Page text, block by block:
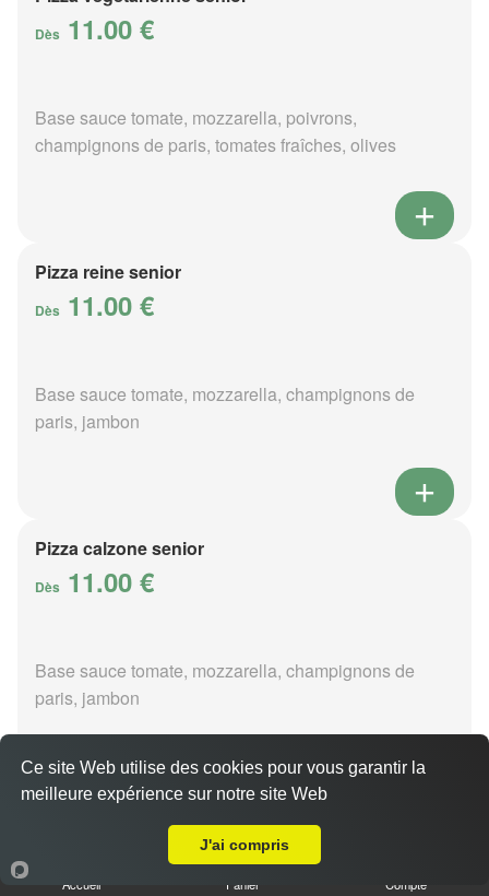
Dès 11.00 €
Base sauce tomate, mozzarella, poivrons,
champignons de paris, tomates fraîches, olives
Pizza reine senior
Dès 11.00 €
Base sauce tomate, mozzarella, champignons de
paris, jambon
Pizza calzone senior
Dès 11.00 €
Base sauce tomate, mozzarella, champignons de
paris, jambon
Pizza 4 fromages senior
Accueil Panier Compte
Ce site Web utilise des cookies pour vous garantir la
meilleure expérience sur notre site Web
J'ai compris